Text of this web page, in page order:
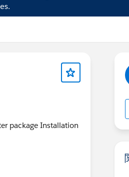
package Installation